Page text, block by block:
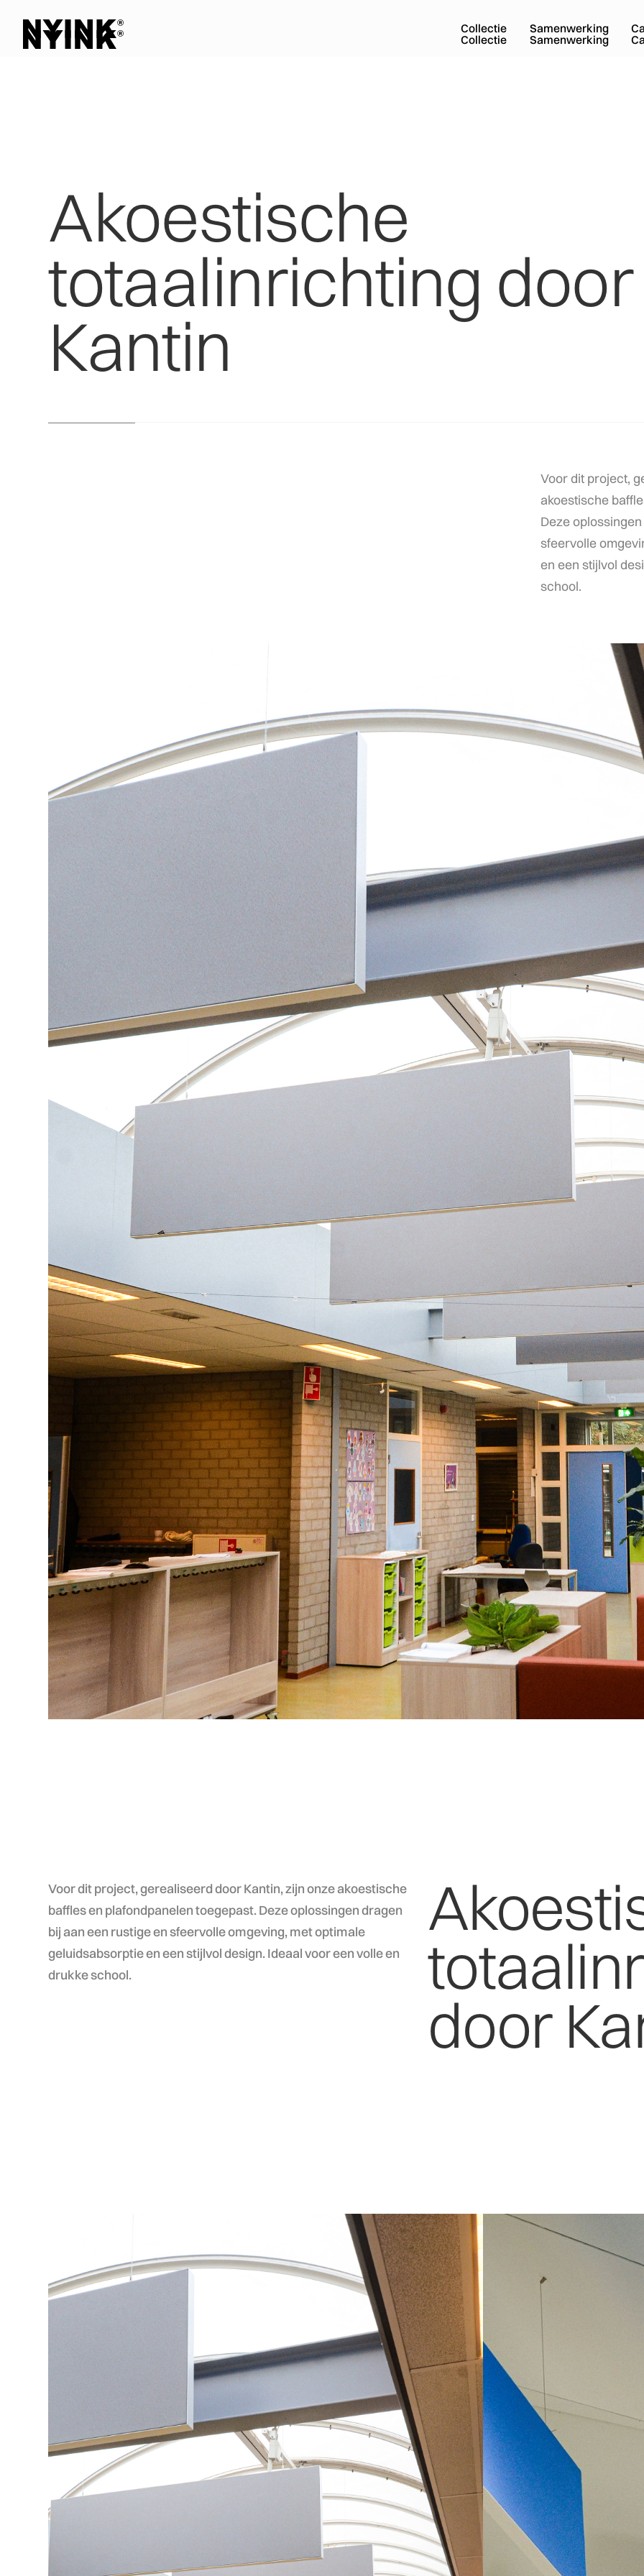
Collectie Samenwerking
Collectie Samenwerking
Akoestische
totaalinrichting door
Kantin
Voor dit project,
akoestische
Deze oplossingen
sfeervolle
en een stijlvol
school.
door
Voor dit project, gerealiseerd door Kantin, zijn onze akoestische
baffles en plafondpanelen toegepast. Deze oplossingen dragen
bij aan een rustige en sfeervolle omgeving, met optimale
geluidsabsorptie en een stijlvol design. Ideaal voor een volle en
drukke school.